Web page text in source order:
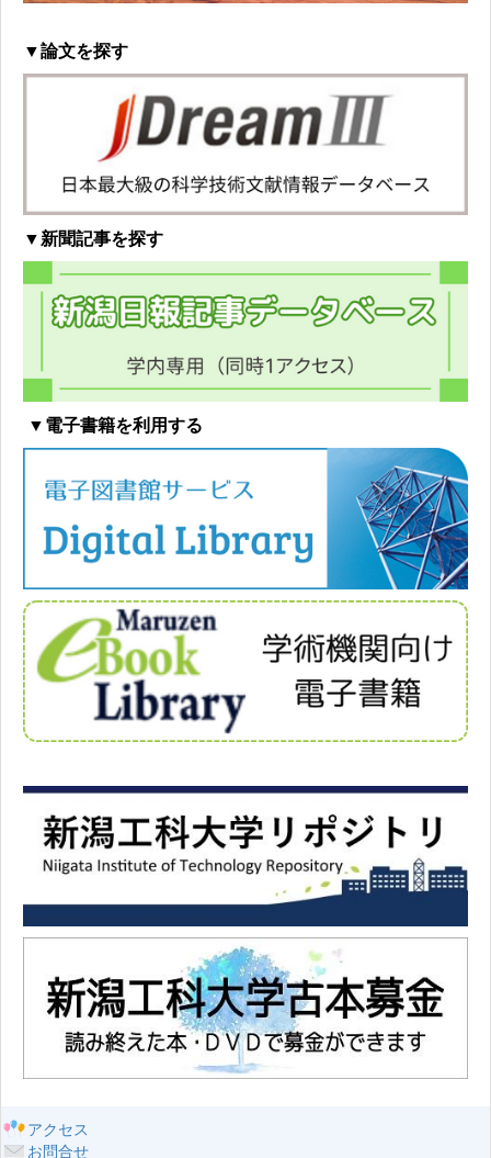
▼論文を探す
▼新聞記事を探す
▼電子書籍を利用する
アクセス
お問合せ